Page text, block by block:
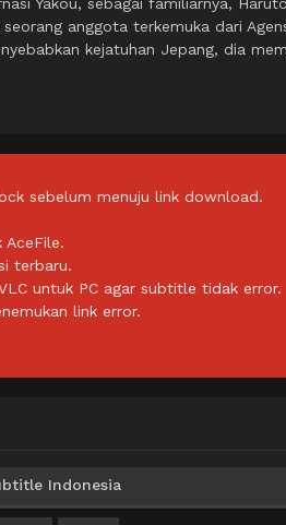
Yakou, sebagai familiarnya,
anggota terkemuka dari
kejatuhan Jepang, dia
sebelum menuju link download.
AceFile.
terbaru.
untuk PC agar subtitle tidak error.
link error.
Indonesia